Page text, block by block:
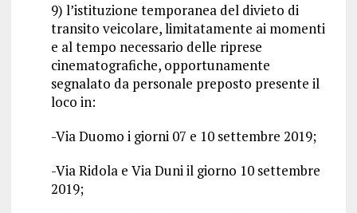
9) l’istituzione temporanea del divieto di
transito veicolare, limitatamente ai momenti
e al tempo necessario delle riprese
cinematografiche, opportunamente
segnalato da personale preposto presente il
loco in:
-Via Duomo i giorni 07 e 10 settembre 2019;
-Via Ridola e Via Duni il giorno 10 settembre
2019;